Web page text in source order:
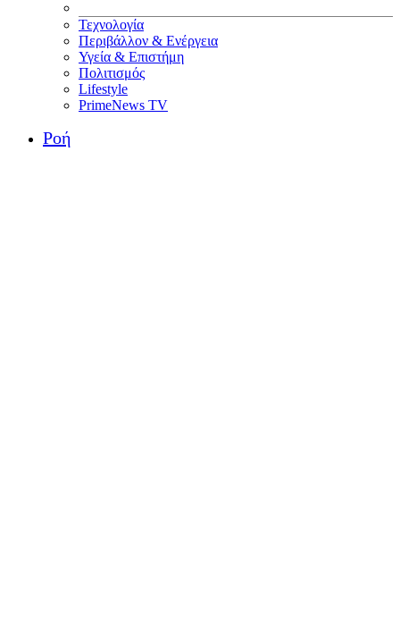
Τεχνολογία
Περιβάλλον & Ενέργεια
Υγεία & Επιστήμη
Πολιτισμός
Lifestyle
PrimeNews TV
Ροή